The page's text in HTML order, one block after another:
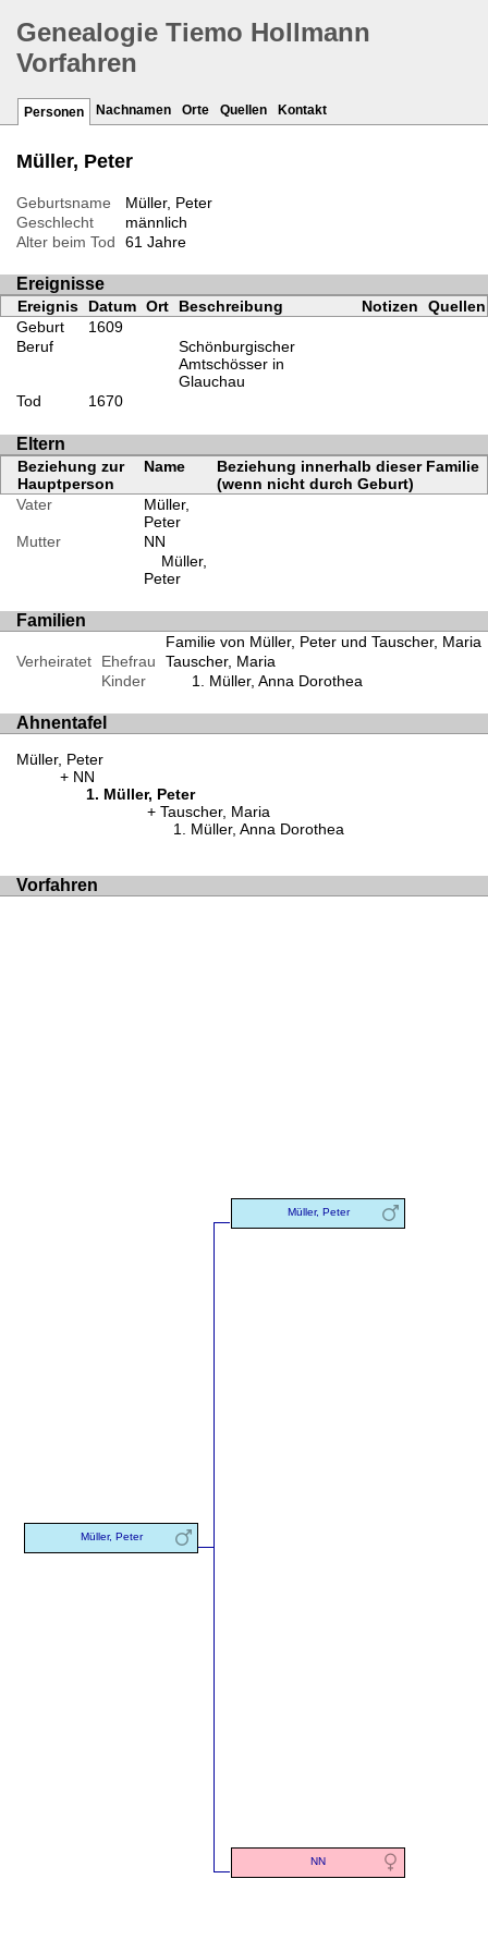
Genealogie Tiemo Hollmann
Vorfahren
Personen Nachnamen Orte Quellen Kontakt
Müller, Peter
Geburtsname
Müller, Peter
Geschlecht
männlich
Alter beim Tod
61 Jahre
Ereignisse
Ereignis Datum Ort Beschreibung Notizen
Quellen
Geburt
1609
Beruf
Schönburgischer
Amtschösser in
Glauchau
Tod
1670
Eltern
Beziehung zur
Hauptperson
Name
Beziehung innerhalb dieser Familie
(wenn nicht durch Geburt)
Vater
Müller,
Peter
Mutter
NN
Müller,
Peter
Familien
Familie von Müller, Peter und Tauscher, Maria
Verheiratet
Ehefrau
Tauscher, Maria
Kinder
Müller, Anna Dorothea
Ahnentafel
Müller, Peter
NN
Müller, Peter
Tauscher, Maria
Müller, Anna Dorothea
Vorfahren
Müller, Peter
Müller, Peter
NN